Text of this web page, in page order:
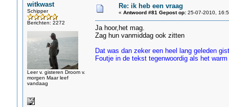
witkwast
Schipper
Berichten: 2272
Leer v. gisteren Droom v.
morgen Maar leef
vandaag
Re: ik heb een vraag
« Antwoord #81 Gepost op:25-07-2010,
Ja hoor,het mag.
Zag hun vanmiddag ook zitten
Dat was dan zeker een heel lang geleden
Foutje in de tekst tegenwoordig als het